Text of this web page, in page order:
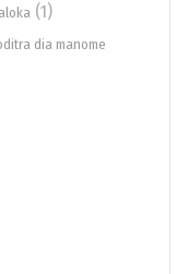
(1)
dia manome